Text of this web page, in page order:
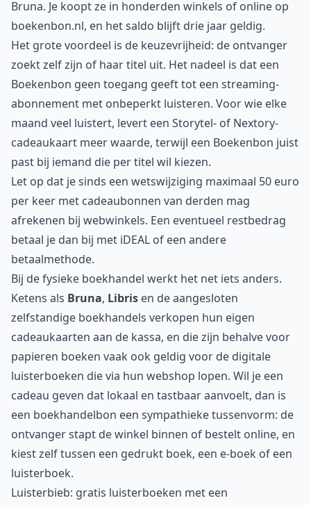
Bruna. Je koopt ze in honderden winkels of online op
boekenbon.nl, en het saldo blijft drie jaar geldig.
Het grote voordeel is de keuzevrijheid: de ontvanger
zoekt zelf zijn of haar titel uit. Het nadeel is dat een
Boekenbon geen toegang geeft tot een streaming-
abonnement met onbeperkt luisteren. Voor wie elke
maand veel luistert, levert een Storytel- of Nextory-
cadeaukaart meer waarde, terwijl een Boekenbon juist
past bij iemand die per titel wil kiezen.
Let op dat je sinds een wetswijziging maximaal 50 euro
per keer met cadeaubonnen van derden mag
afrekenen bij webwinkels. Een eventueel restbedrag
betaal je dan bij met iDEAL of een andere
betaalmethode.
Bij de fysieke boekhandel werkt het net iets anders.
Ketens als Bruna, Libris en de aangesloten
zelfstandige boekhandels verkopen hun eigen
cadeaukaarten aan de kassa, en die zijn behalve voor
papieren boeken vaak ook geldig voor de digitale
luisterboeken die via hun webshop lopen. Wil je een
cadeau geven dat lokaal en tastbaar aanvoelt, dan is
een boekhandelbon een sympathieke tussenvorm: de
ontvanger stapt de winkel binnen of bestelt online, en
kiest zelf tussen een gedrukt boek, een e-boek of een
luisterboek.
Luisterbieb: gratis luisterboeken met een